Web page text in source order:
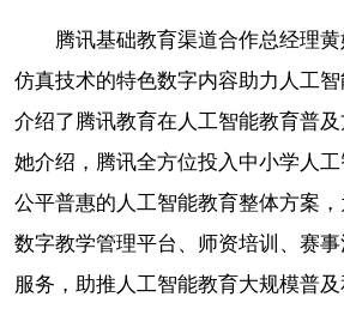
腾讯基础教育渠道合作总经理
仿真技术的特色数字内容助力人工
介绍了腾讯教育在人工智能教育普及
她介绍，腾讯全方位投入中小学人
公平普惠的人工智能教育整体方案
数字教学管理平台、师资培训、赛
服务，助推人工智能教育大规模普及